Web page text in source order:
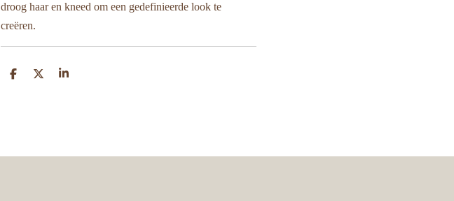
droog haar en kneed om een gedefinieerde look te
creëren.
D
D
S